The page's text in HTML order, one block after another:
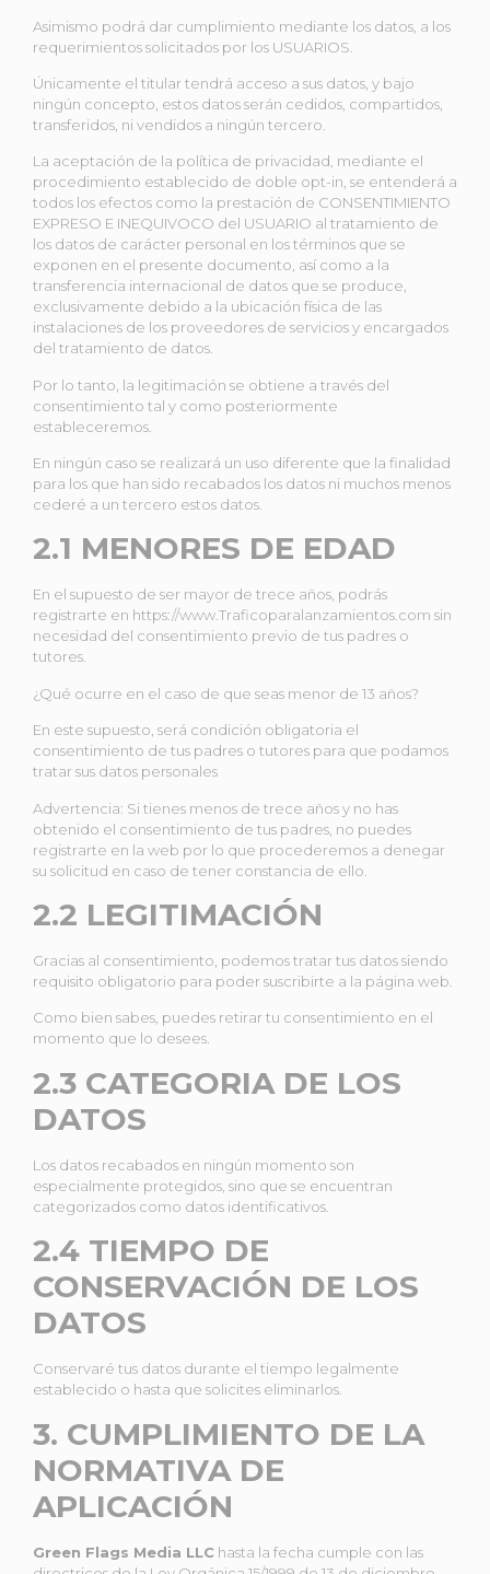
Asimismo podrá dar cumplimiento mediante los datos, a los
requerimientos solicitados por los USUARIOS.
Únicamente el titular tendrá acceso a sus datos, y bajo
ningún concepto, estos datos serán cedidos, compartidos,
transferidos, ni vendidos a ningún tercero.
La aceptación de la política de privacidad, mediante el
procedimiento establecido de doble opt-in, se entenderá a
todos los efectos como la prestación de CONSENTIMIENTO
EXPRESO E INEQUIVOCO del USUARIO al tratamiento de
los datos de carácter personal en los términos que se
exponen en el presente documento, así como a la
transferencia internacional de datos que se produce,
exclusivamente debido a la ubicación física de las
instalaciones de los proveedores de servicios y encargados
del tratamiento de datos.
Por lo tanto, la legitimación se obtiene a través del
consentimiento tal y como posteriormente
estableceremos.
En ningún caso se realizará un uso diferente que la finalidad
para los que han sido recabados los datos ni muchos menos
cederé a un tercero estos datos.
2.1 MENORES DE EDAD
En el supuesto de ser mayor de trece años, podrás
registrarte en https://www.Traficoparalanzamientos.com sin
necesidad del consentimiento previo de tus padres o
tutores.
¿Qué ocurre en el caso de que seas menor de 13 años?
En este supuesto, será condición obligatoria el
consentimiento de tus padres o tutores para que podamos
tratar sus datos personales
Advertencia: Si tienes menos de trece años y no has
obtenido el consentimiento de tus padres, no puedes
registrarte en la web por lo que procederemos a denegar
su solicitud en caso de tener constancia de ello.
2.2 LEGITIMACIÓN
Gracias al consentimiento, podemos tratar tus datos siendo
requisito obligatorio para poder suscribirte a la página web.
Como bien sabes, puedes retirar tu consentimiento en el
momento que lo desees.
2.3 CATEGORIA DE LOS
DATOS
Los datos recabados en ningún momento son
especialmente protegidos, sino que se encuentran
categorizados como datos identificativos.
2.4 TIEMPO DE
CONSERVACIÓN DE LOS
DATOS
Conservaré tus datos durante el tiempo legalmente
establecido o hasta que solicites eliminarlos.
3. CUMPLIMIENTO DE LA
NORMATIVA DE
APLICACIÓN
Green Flags Media LLC hasta la fecha cumple con las